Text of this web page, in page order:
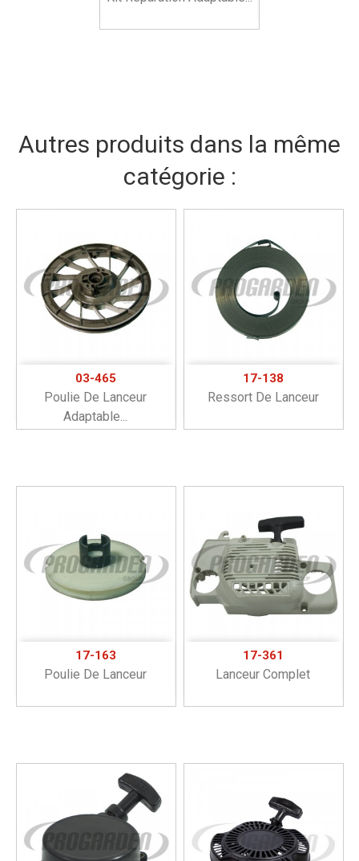
Autres produits dans la même
catégorie :
03-465
Poulie De Lanceur
Adaptable...
17-138
Ressort De Lanceur
17-163
Poulie De Lanceur
17-361
Lanceur Complet